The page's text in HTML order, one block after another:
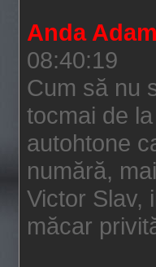
Anda Adam
08:40:19
Cum să nu
tocmai de
autohtone
numără,
Victor Slav,
măcar